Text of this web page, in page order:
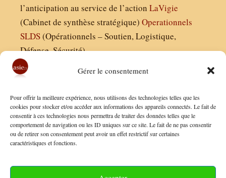
Gérer le consentement
Pour offrir la meilleure expérience, nous utilisons des technologies telles que les
cookies pour stocker et/ou accéder aux informations des appareils connectés. Le fait de
consentir à ces technologies nous permettra de traiter des données telles que le
comportement de navigation ou les ID uniques sur ce site. Le fait de ne pas consentir
ou de retirer son consentement peut avoir un effet restrictif sur certaines
caractéristiques et fonctions.
l’anticipation au service de l’action LaVigie
(Cabinet de synthèse stratégique) Operationnels
SLDS(Opérationnels – Soutien, Logistique,
Défense, Sécurité)
Finaldées EURL
Siège social : 13 avenue Boudon, 75016, Paris
Nous contacter
Conditions Générales de Vente